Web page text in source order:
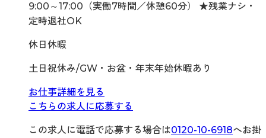
9:00～17:00（実働7時間／休憩60分） ★残業ナシ・
定時退社OK
休日休暇
土日祝休み/GW・お盆・年末年始休暇あり
お仕事詳細を見る
こちらの求人に応募する
この求人に電話で応募する場合は0120-10-6918へお掛